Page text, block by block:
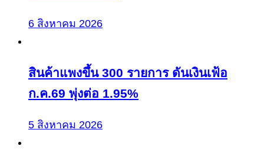
6 สิงหาคม 2026
สินค้าแพงขึ้น 300 รายการ ดันเงินเฟ้อ
ก.ค.69 พุ่งต่อ 1.95%
5 สิงหาคม 2026